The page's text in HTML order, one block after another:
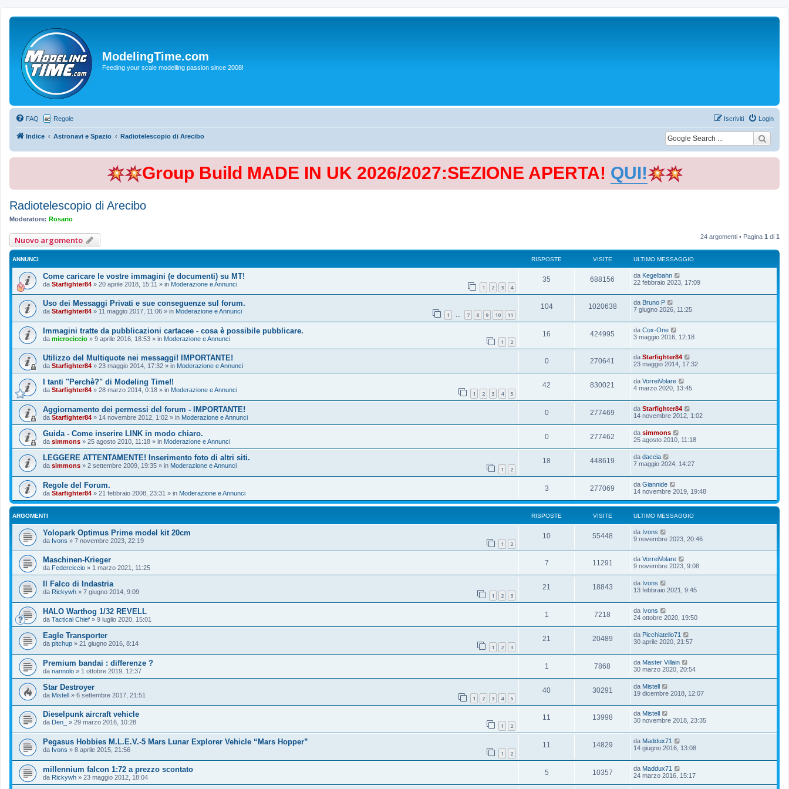
ModelingTime.com
Feeding your scale modelling passion since 2008!
FAQ Regole Login
Iscriviti
Indice Astronavi e Spazio Radiotelescopio di Arecibo
Group Build MADE IN UK 2026/2027:SEZIONE APERTA! QUI!
Radiotelescopio di Arecibo
Moderatore: Rosario
Nuovo argomento 24 argomenti • Pagina 1 di 1
ANNUNCI RISPOSTE VISITE ULTIMO MESSAGGIO
Come caricare le vostre immagini (e documenti) su MT!
da Starfighter84 » 20 aprile 2018, 15:11 » in Moderazione e Annunci 1 2 3 4
35 688156 da Kegelbahn
22 febbraio 2023, 17:09
Uso dei Messaggi Privati e sue conseguenze sul forum.
da Starfighter84 » 11 maggio 2017, 11:06 » in Moderazione e Annunci 1 … 7 8 9 10 11
104 1020638 da Bruno P
7 giugno 2026, 11:25
Immagini tratte da pubblicazioni cartacee - cosa è possibile pubblicare.
da microciccio » 9 aprile 2016, 18:53 » in Moderazione e Annunci 1 2
16 424995 da Cox-One
3 maggio 2016, 12:18
Utilizzo del Multiquote nei messaggi! IMPORTANTE!
da Starfighter84 » 23 maggio 2014, 17:32 » in Moderazione e Annunci
0 270641 da Starfighter84
23 maggio 2014, 17:32
I tanti "Perchè?" di Modeling Time!!
da Starfighter84 » 28 marzo 2014, 0:18 » in Moderazione e Annunci 1 2 3 4 5
42 830021 da VorreiVolare
4 marzo 2020, 13:45
Aggiornamento dei permessi del forum - IMPORTANTE!
da Starfighter84 » 14 novembre 2012, 1:02 » in Moderazione e Annunci
0 277469 da Starfighter84
14 novembre 2012, 1:02
Guida - Come inserire LINK in modo chiaro.
da simmons » 25 agosto 2010, 11:18 » in Moderazione e Annunci
0 277462 da simmons
25 agosto 2010, 11:18
LEGGERE ATTENTAMENTE! Inserimento foto di altri siti.
da simmons » 2 settembre 2009, 19:35 » in Moderazione e Annunci 1 2
18 448619 da daccia
7 maggio 2024, 14:27
Regole del Forum.
da Starfighter84 » 21 febbraio 2008, 23:31 » in Moderazione e Annunci
3 277069 da Giannide
14 novembre 2019, 19:48
ARGOMENTI RISPOSTE VISITE ULTIMO MESSAGGIO
Yolopark Optimus Prime model kit 20cm
da Ivons » 7 novembre 2023, 22:19 1 2
10 55448 da Ivons
9 novembre 2023, 20:46
Maschinen-Krieger
da Federciccio » 1 marzo 2021, 11:25
7 11291 da VorreiVolare
9 novembre 2023, 9:08
Il Falco di Indastria
da Rickywh » 7 giugno 2014, 9:09 1 2 3
21 18843 da Ivons
13 febbraio 2021, 9:45
HALO Warthog 1/32 REVELL
da Tactical Chief » 9 luglio 2020, 15:01
1 7218 da Ivons
24 ottobre 2020, 19:50
Eagle Transporter
da pitchup » 21 giugno 2016, 8:14 1 2 3
21 20489 da Picchiatello71
30 aprile 2020, 21:57
Premium bandai : differenze ?
da nannolo » 1 ottobre 2019, 12:37
1 7868 da Master Villain
30 marzo 2020, 20:54
Star Destroyer
da Mistell » 6 settembre 2017, 21:51 1 2 3 4 5
40 30291 da Mistell
19 dicembre 2018, 12:07
Dieselpunk aircraft vehicle
da Den_ » 29 marzo 2016, 10:28 1 2
11 13998 da Mistell
30 novembre 2018, 23:35
Pegasus Hobbies M.L.E.V.-5 Mars Lunar Explorer Vehicle “Mars Hopper”
da Ivons » 8 aprile 2015, 21:56 1 2
11 14829 da Maddux71
14 giugno 2016, 13:08
millennium falcon 1:72 a prezzo scontato
da Rickywh » 23 maggio 2012, 18:04
5 10357 da Maddux71
24 marzo 2016, 15:17